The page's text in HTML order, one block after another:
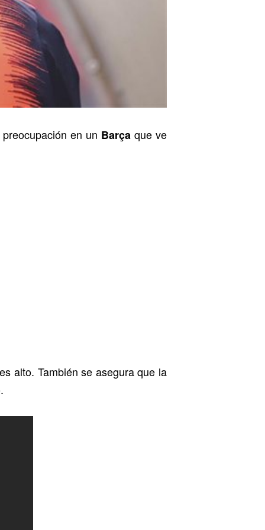
en un Barça que ve
alto. También se asegura que la